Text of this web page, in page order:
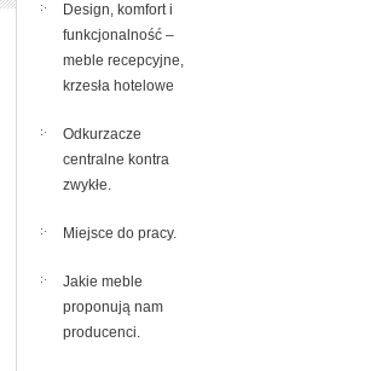
Design, komfort i
funkcjonalność –
meble recepcyjne,
krzesła hotelowe
Odkurzacze
centralne kontra
zwykłe.
Miejsce do pracy.
Jakie meble
proponują nam
producenci.